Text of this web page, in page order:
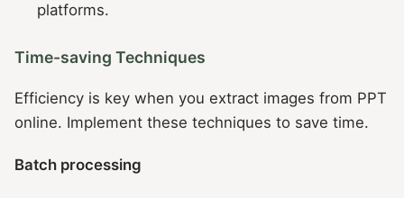
platforms.
Time-saving Techniques
Efficiency is key when you extract images from PPT
online. Implement these techniques to save time.
Batch processing